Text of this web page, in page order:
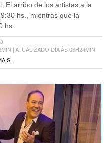
El arribo de los artistas a la
hs., mientras que la
hs.
| ATUALIZADO DIA ÀS 03H24MIN
...